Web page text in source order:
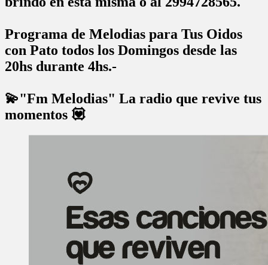
Programa de Melodias para Tus Oidos
con Pato todos los Domingos desde las
20hs durante 4hs.-
💫"Fm Melodias" La radio que revive tus
momentos 💟